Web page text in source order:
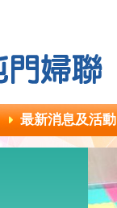
最新消息及活動